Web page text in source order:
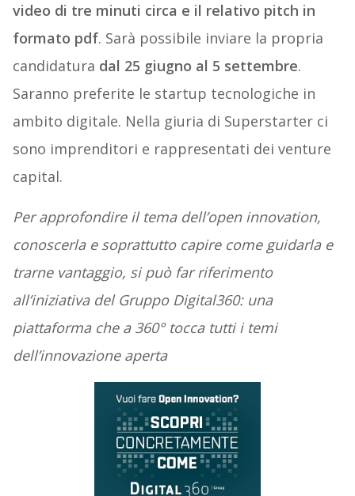
video di tre minuti circa e il relativo pitch in
formato pdf. Sarà possibile inviare la propria
candidatura dal 25 giugno al 5 settembre.
Saranno preferite le startup tecnologiche in
ambito digitale. Nella giuria di Superstarter ci
sono imprenditori e rappresentati dei venture
capital.
Per approfondire il tema dell’open innovation,
conoscerla e soprattutto capire come guidarla e
trarne vantaggio, si può far riferimento
all’iniziativa del Gruppo Digital360: una
piattaforma che a 360° tocca tutti i temi
dell’innovazione aperta